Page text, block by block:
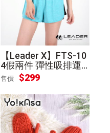
【Leader X】FTS-10
4假兩件 彈性吸排運
動短褲 女款(果綠M)
售價 $299